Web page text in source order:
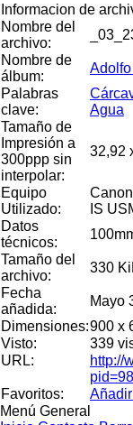
Informacion de
Nombre del
archivo:
Nombre de
álbum:
Palabras
clave:
Agua
Tamaño de
Impresión a
300ppp sin
interpolar:
32,92
Equipo
Utilizado:
IS
Datos
técnicos:
Tamaño del
archivo:
330
Fecha
añadida:
Mayo
Dimensiones:900 x
Visto:
339
URL:
http://
Favoritos:
Menú General